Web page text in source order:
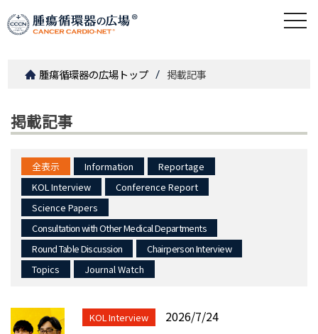
腫瘍循環器の広場トップ 掲載記事
掲載記事
全表示 Information
Reportage
KOL Interview
Conference Report
Science Papers
Consultation with Other Medical Departments
Round Table Discussion
Chairperson Interview
Topics
Journal Watch
KOL Interview 2026/7/24